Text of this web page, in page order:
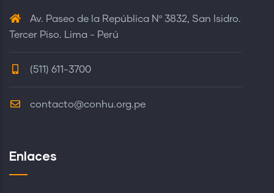
Av. Paseo de la República Nº 3832, San Isidro.
Tercer Piso. Lima - Perú
(511) 611-3700
contacto@conhu.org.pe
Enlaces